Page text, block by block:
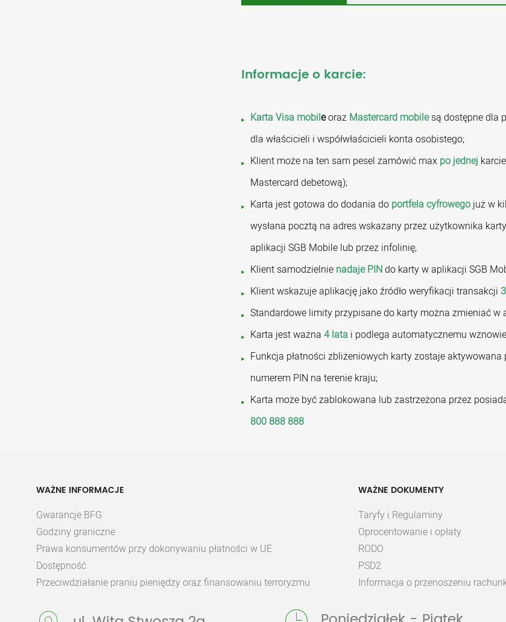
Informacje o karcie:
Karta Visa mobileoraz Mastercard mobilesą dostępne dla
dla właścicieli i współwłaścicieli konta osobistego;
Klient może na ten sam pesel zamówić max po jednej
Mastercard debetową);
Karta jest gotowa do dodania do portfela cyfrowego już w
wysłana pocztą na adres wskazany przez użytkownika
aplikacji SGB Mobile lub przez infolinię;
Klient samodzielnie nadaje PINdo karty w aplikacji SGB
Klient wskazuje aplikację jako źródło weryfikacji transakcji
Standardowe limity przypisane do karty można zmieniać w
Karta jest ważna 4 lata i podlega automatycznemu
Funkcja płatności zbliżeniowych karty zostaje
numerem PIN na terenie kraju;
Karta może być zablokowana lub zastrzeżona przez
800 888 888
WAŻNE INFORMACJE
Gwarancje BFG
Godziny graniczne
Prawa konsumentów przy dokonywaniu płatności w UE
Dostępność
Przeciwdziałanie praniu pieniędzy oraz finansowaniu terroryzmu
WAŻNE DOKUMENTY
Taryfy i Regulaminy
Oprocentowanie i opłaty
RODO
PSD2
Informacja o przenoszeniu